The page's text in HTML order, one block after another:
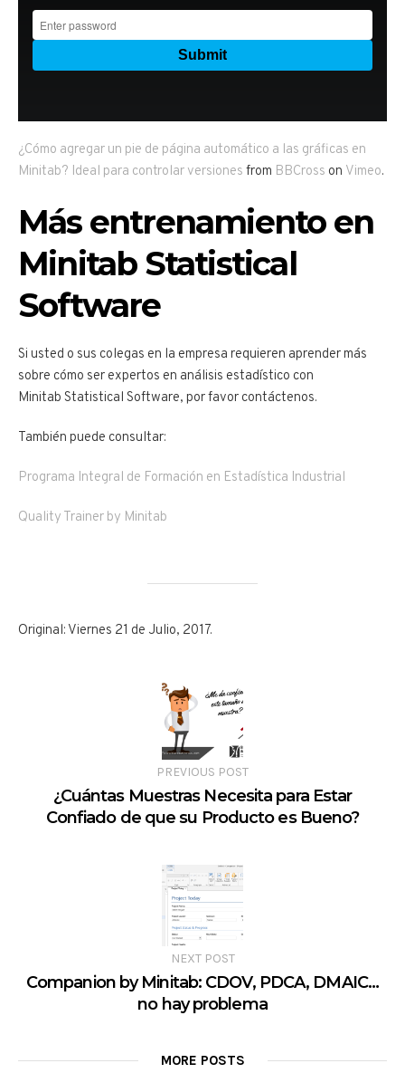
¿Cómo agregar un pie de página automático a las gráficas en
Minitab? Ideal para controlar versiones from BBCross on Vimeo.
Más entrenamiento en
Minitab Statistical
Software
Si usted o sus colegas en la empresa requieren aprender más
sobre cómo ser expertos en análisis estadístico con
Minitab Statistical Software, por favor contáctenos.
También puede consultar:
Programa Integral de Formación en Estadística Industrial
Quality Trainer by Minitab
Original: Viernes 21 de Julio, 2017.
PREVIOUS POST
¿Cuántas Muestras Necesita para Estar
Confiado de que su Producto es Bueno?
NEXT POST
Companion by Minitab: CDOV, PDCA, DMAIC…
no hay problema
MORE POSTS